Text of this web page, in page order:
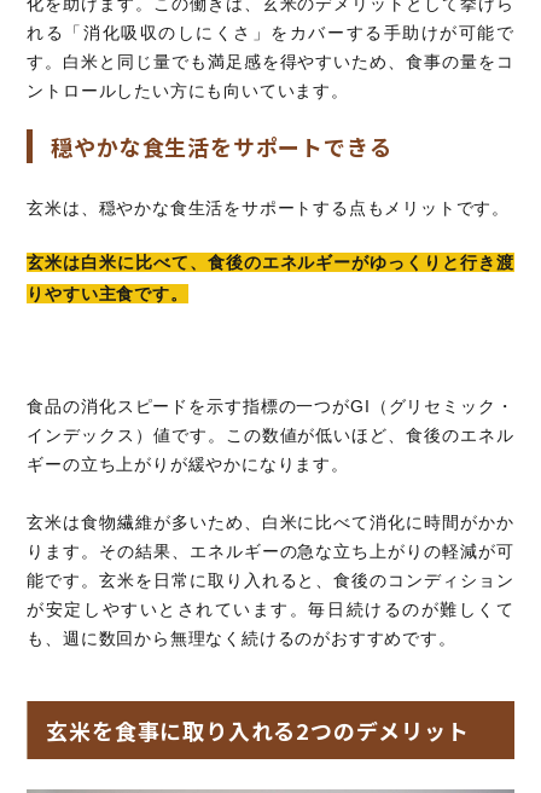
れる「消化吸収のしにくさ」をカバーする手助けが可能で
す。白米と同じ量でも満足感を得やすいため、食事の量をコ
ントロールしたい方にも向いています。
穏やかな食生活をサポートできる
玄米は、穏やかな食生活をサポートする点もメリットです。
玄米は白米に比べて、食後のエネルギーがゆっくりと行き渡
りやすい主食です。
食品の消化スピードを示す指標の一つがGI（グリセミック・
インデックス）値です。この数値が低いほど、食後のエネル
ギーの立ち上がりが緩やかになります。
玄米は食物繊維が多いため、白米に比べて消化に時間がかか
ります。その結果、エネルギーの急な立ち上がりの軽減が可
能です。玄米を日常に取り入れると、食後のコンディション
が安定しやすいとされています。毎日続けるのが難しくて
も、週に数回から無理なく続けるのがおすすめです。
玄米を食事に取り入れる2つのデメリット